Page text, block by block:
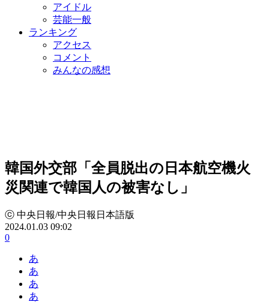
アイドル
芸能一般
ランキング
アクセス
コメント
みんなの感想
韓国外交部「全員脱出の日本航空機火
災関連で韓国人の被害なし」
ⓒ 中央日報/中央日報日本語版
2024.01.03 09:02
0
あ
あ
あ
あ